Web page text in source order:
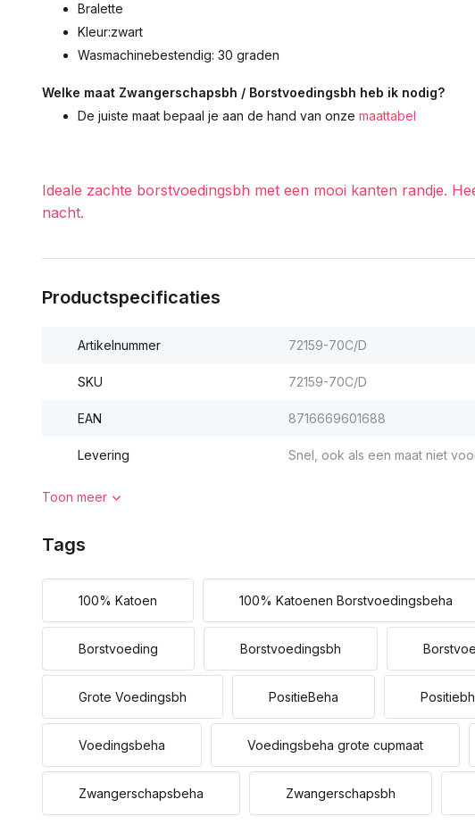
Bralette
Kleur:zwart
Wasmachinebestendig: 30 graden
Welke maat Zwangerschapsbh / Borstvoedingsbh heb ik nodig?
De juiste maat bepaal je aan de hand van onze maattabel
Ideale zachte borstvoedingsbh met een mooi kanten randje.
nacht.
Productspecificaties
Artikelnummer 72159-70C/D
SKU 72159-70C/D
EAN 8716669601688
Levering Snel, ook als een maat niet
Toon meer
Tags
100% Katoen 100% Katoenen Borstvoedingsbeha
Borstvoeding Borstvoedingsbh
Grote Voedingsbh PositieBeha Positiebh
Voedingsbeha Voedingsbeha grote cupmaat
Zwangerschapsbeha Zwangerschapsbh